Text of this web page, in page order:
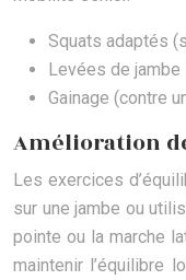
Squats adaptés
Levées de
Gainage (contre
Amélioration
Les exercices
sur une jambe ou
pointe ou la marche
maintenir l’équilibre